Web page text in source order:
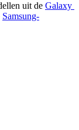
uit de Galaxy
Samsung-